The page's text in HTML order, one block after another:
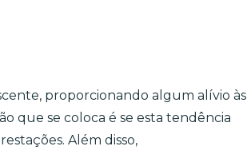
proporcionando algum alívio às
que se coloca é se esta tendência
Além disso,